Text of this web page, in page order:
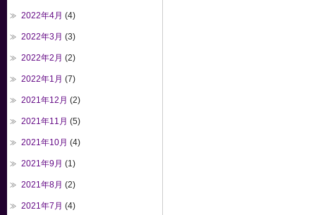
2022年4月 (4)
2022年3月 (3)
2022年2月 (2)
2022年1月 (7)
2021年12月 (2)
2021年11月 (5)
2021年10月 (4)
2021年9月 (1)
2021年8月 (2)
2021年7月 (4)